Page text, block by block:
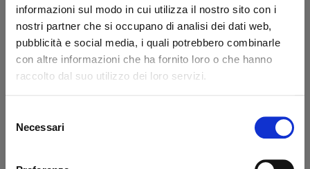
informazioni sul modo in cui utilizza il nostro sito con i
nostri partner che si occupano di analisi dei dati web,
pubblicità e social media, i quali potrebbero combinarle
con altre informazioni che ha fornito loro o che hanno
raccolto dal suo utilizzo dei loro servizi.
delNecessari
Dicono di noi
Ottimo